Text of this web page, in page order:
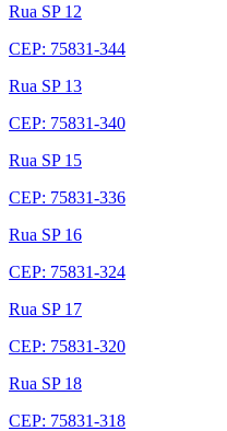
Rua SP 12
CEP: 75831-344
Rua SP 13
CEP: 75831-340
Rua SP 15
CEP: 75831-336
Rua SP 16
CEP: 75831-324
Rua SP 17
CEP: 75831-320
Rua SP 18
CEP: 75831-318